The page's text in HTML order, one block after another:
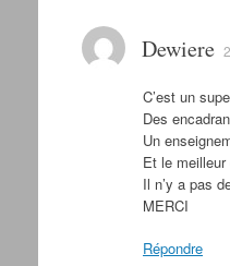
Dewiere
C’est un
Des
Un
Et le
Il n’y a pas
MERCI
Répondre